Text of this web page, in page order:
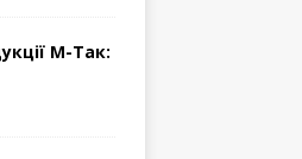
М-Так: